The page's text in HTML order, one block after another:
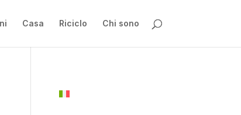
Casa Riciclo Chi sono